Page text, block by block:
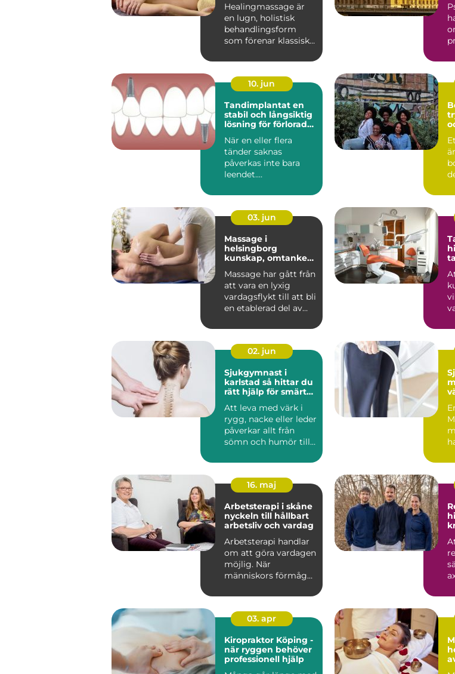
Healingmassage är
en lugn, holistisk
behandlingsform
som förenar klassisk
energibaserad ...
10. jun
Tandimplantat en
stabil och långsiktig
lösning för förlorade
När en eller flera
tänder saknas
påverkas inte bara
leendet.
förändras, käkbenet
kan ...
03. jun
Massage i
helsingborg
kunskap, omtanke
Massage har gått från
att vara en lyxig
vardagsflykt till att bli
en etablerad del av
02. jun
Sjukgymnast i
karlstad så hittar du
rätt hjälp för smärta
Att leva med värk i
rygg, nacke eller leder
påverkar allt från
sömn och humör till
16. maj
Arbetsterapi i skåne
nyckeln till hållbart
arbetsliv och vardag
Arbetsterapi handlar
om att göra vardagen
möjlig. När
människors förmåga
eller k...
03. apr
Kiropraktor Köping -
när ryggen behöver
professionell hjälp